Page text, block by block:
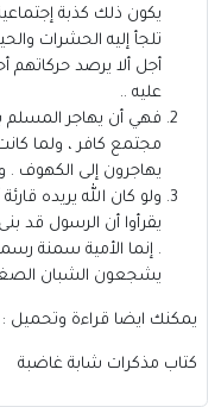
يكون ذلك كذبة
تلجأ إليه الحشرات
أجل ألا يرصد حركاتهم
عليه ..
فهي أن يهاجر المسلم
مجتمع كافر ، ولما
يهاجرون إلى الكهوف
ولو كان الله يريده
يقرأوا أن الرسول قد
. إنما الأمية سمنة
يشجعون الشبان
يمكنك ايضا قراءة وتحميل :
كتاب مذكرات شابة غاضبة